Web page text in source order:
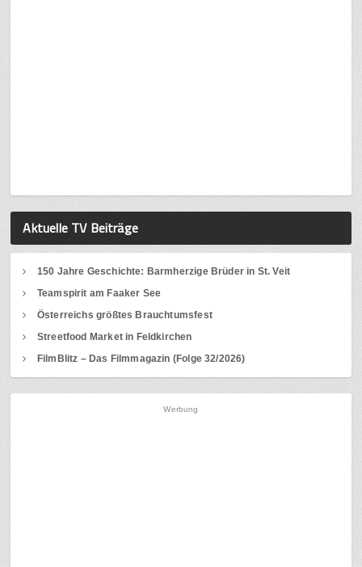
Aktuelle TV Beiträge
150 Jahre Geschichte: Barmherzige Brüder in St. Veit
Teamspirit am Faaker See
Österreichs größtes Brauchtumsfest
Streetfood Market in Feldkirchen
FilmBlitz – Das Filmmagazin (Folge 32/2026)
Werbung